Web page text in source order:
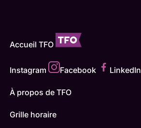
Accueil TFO
Instagram Facebook LinkedIn
À propos de TFO
Grille horaire